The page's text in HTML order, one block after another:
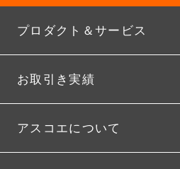
プロダクト＆サービス
お取引き実績
アスコエについて